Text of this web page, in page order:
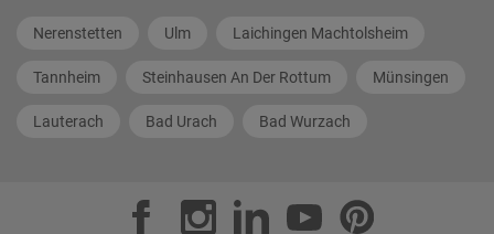
Nerenstetten Ulm Laichingen Machtolsheim
Tannheim Steinhausen An Der Rottum Münsingen
Lauterach Bad Urach Bad Wurzach